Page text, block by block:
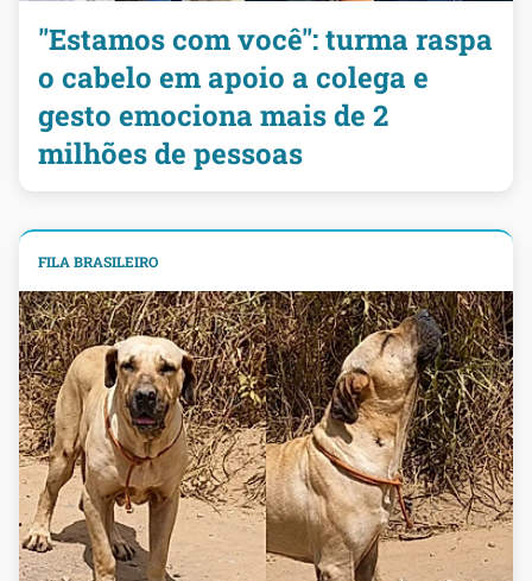
"Estamos com você": turma raspa
o cabelo em apoio a colega e
gesto emociona mais de 2
milhões de pessoas
FILA BRASILEIRO